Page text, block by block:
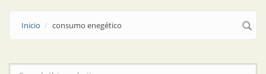
Inicio consumo enegético